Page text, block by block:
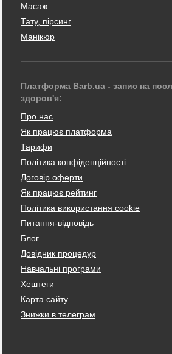
Масаж
Тату, пірсинг
Манікюр
Платформа Barb.ua - запис на
здоров'я:
Про нас
Як працює платформа
Тарифи
Політика конфіденційності
Договір оферти
Як працює рейтинг
Політика використання cookie
Питання-відповідь
Блог
Довідник процедур
Навчальні програми
Хештеги
Карта сайту
Знижки в телеграм